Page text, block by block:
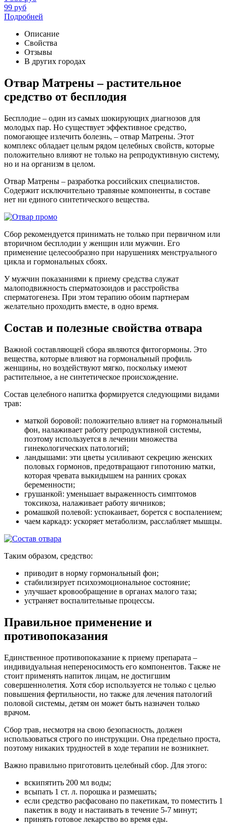
99 руб
Подробней
Описание
Свойства
Отзывы
В других городах
Отвар Матрены – растительное
средство от бесплодия
Бесплодие – один из самых шокирующих диагнозов для
молодых пар. Но существует эффективное средство,
помогающее излечить болезнь, – отвар Матрены. Этот
комплекс обладает целым рядом целебных свойств, которые
положительно влияют не только на репродуктивную систему,
но и на организм в целом.
Отвар Матрены – разработка российских специалистов.
Содержит исключительно травяные компоненты, в составе
нет ни единого синтетического вещества.
Сбор рекомендуется принимать не только при первичном или
вторичном бесплодии у женщин или мужчин. Его
применение целесообразно при нарушениях менструального
цикла и гормональных сбоях.
У мужчин показаниями к приему средства служат
малоподвижность сперматозоидов и расстройства
сперматогенеза. При этом терапию обоим партнерам
желательно проходить вместе, в одно время.
Состав и полезные свойства отвара
Важной составляющей сбора являются фитогормоны. Это
вещества, которые влияют на гормональный профиль
женщины, но воздействуют мягко, поскольку имеют
растительное, а не синтетическое происхождение.
Состав целебного напитка формируется следующими видами
трав:
маткой боровой: положительно влияет на гормональный
фон, налаживает работу репродуктивной системы,
поэтому используется в лечении множества
гинекологических патологий;
ландышами: эти цветы усиливают секрецию женских
половых гормонов, предотвращают гипотонию матки,
которая чревата выкидышем на ранних сроках
беременности;
грушанкой: уменьшает выраженность симптомов
токсикоза, налаживает работу яичников;
ромашкой полевой: успокаивает, борется с воспалением;
чаем каркадэ: ускоряет метаболизм, расслабляет мышцы.
Таким образом, средство:
приводит в норму гормональный фон;
стабилизирует психоэмоциональное состояние;
улучшает кровообращение в органах малого таза;
устраняет воспалительные процессы.
Правильное применение и
противопоказания
Единственное противопоказание к приему препарата –
индивидуальная непереносимость его компонентов. Также не
стоит применять напиток лицам, не достигшим
совершеннолетия. Хотя сбор используется не только с целью
повышения фертильности, но также для лечения патологий
половой системы, детям он может быть назначен только
врачом.
Сбор трав, несмотря на свою безопасность, должен
использоваться строго по инструкции. Она предельно проста,
поэтому никаких трудностей в ходе терапии не возникнет.
Важно правильно приготовить целебный сбор. Для этого:
вскипятить 200 мл воды;
всыпать 1 ст. л. порошка и размешать;
если средство расфасовано по пакетикам, то поместить 1
пакетик в воду и настаивать в течение 5-7 минут;
принять готовое лекарство во время еды.